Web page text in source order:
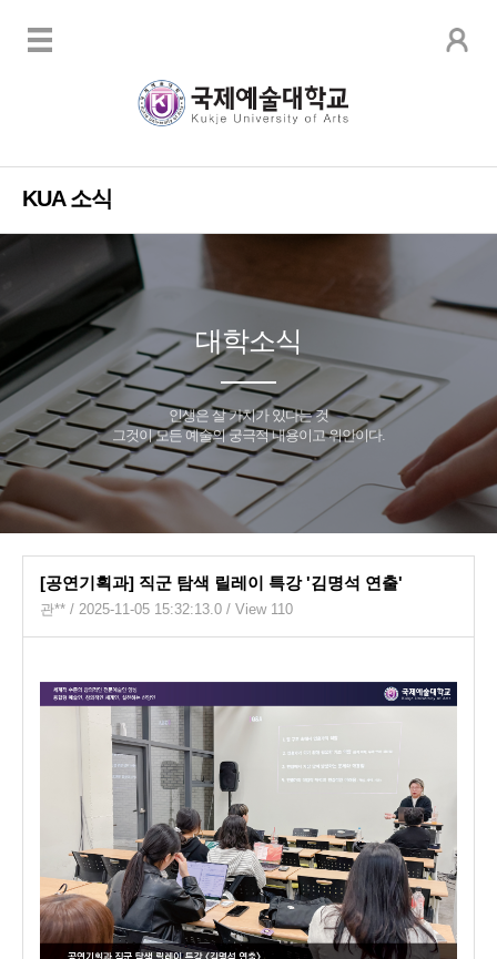
KUA 소식
대학소식
인생은 살 가치가 있다는 것
그것이 모든 예술의 궁극적 내용이고 위안이다.
[공연기획과] 직군 탐색 릴레이 특강 '김명석 연출'
관** / 2025-11-05 15:32:13.0 / View 110